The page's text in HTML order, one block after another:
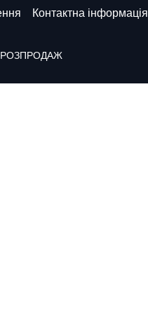
Контактна інформація
РОЗПРОДАЖ